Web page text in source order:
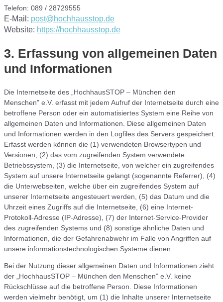
Telefon: 089 / 28729555
E-Mail: post@hochhausstop.de
Website: https://hochhausstop.de
3. Erfassung von allgemeinen Daten
und Informationen
Die Internetseite des „HochhausSTOP – München den
Menschen” e.V. erfasst mit jedem Aufruf der Internetseite durch eine
betroffene Person oder ein automatisiertes System eine Reihe von
allgemeinen Daten und Informationen. Diese allgemeinen Daten
und Informationen werden in den Logfiles des Servers gespeichert.
Erfasst werden können die (1) verwendeten Browsertypen und
Versionen, (2) das vom zugreifenden System verwendete
Betriebssystem, (3) die Internetseite, von welcher ein zugreifendes
System auf unsere Internetseite gelangt (sogenannte Referrer), (4)
die Unterwebseiten, welche über ein zugreifendes System auf
unserer Internetseite angesteuert werden, (5) das Datum und die
Uhrzeit eines Zugriffs auf die Internetseite, (6) eine Internet-
Protokoll-Adresse (IP-Adresse), (7) der Internet-Service-Provider
des zugreifenden Systems und (8) sonstige ähnliche Daten und
Informationen, die der Gefahrenabwehr im Falle von Angriffen auf
unsere informationstechnologischen Systeme dienen.
Bei der Nutzung dieser allgemeinen Daten und Informationen zieht
der „HochhausSTOP – München den Menschen” e.V. keine
Rückschlüsse auf die betroffene Person. Diese Informationen
werden vielmehr benötigt, um (1) die Inhalte unserer Internetseite